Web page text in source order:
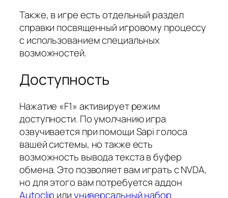
Также, в игре есть отдельный раздел
справки посвященный игровому процессу
с использованием специальных
возможностей.
Доступность
Нажатие «F1» активирует режим
доступности. По умолчанию игра
озвучивается при помощи Sapi голоса
вашей системы, но также есть
возможность вывода текста в буфер
обмена. Это позволяет вам играть с NVDA,
но для этого вам потребуется аддон
Autoclip илиуниверсальный набор